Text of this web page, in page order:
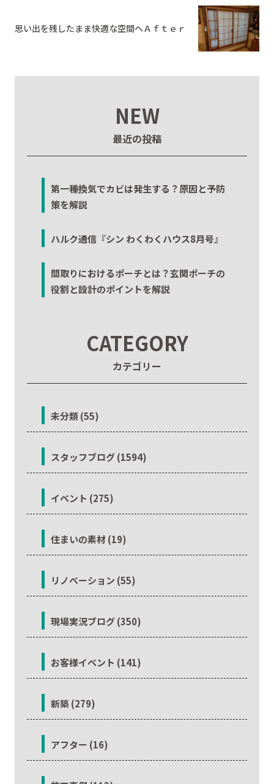
思い出を残したまま快適な空間へＡｆｔｅｒ
NEW
最近の投稿
第一種換気でカビは発生する？原因と予防
策を解説
ハルク通信『シン わくわくハウス8月号』
間取りにおけるポーチとは？玄関ポーチの
役割と設計のポイントを解説
CATEGORY
カテゴリー
未分類 (55)
スタッフブログ (1594)
イベント (275)
住まいの素材 (19)
リノベーション (55)
現場実況ブログ (350)
お客様イベント (141)
新築 (279)
アフター (16)